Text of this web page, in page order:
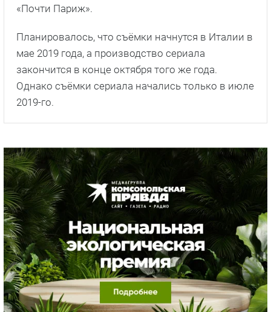
«Почти Париж».
Планировалось, что съёмки начнутся в Италии в
мае 2019 года, а производство сериала
закончится в конце октября того же года.
Однако съёмки сериала начались только в июле
2019-го.